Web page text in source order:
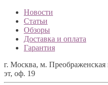
Новости
Статьи
Обзоры
Доставка и оплата
Гарантия
г. Москва, м. Преображенская
эт, оф. 19